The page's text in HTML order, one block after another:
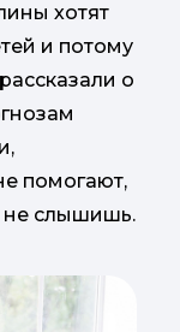
хотят
и потому
о
помогают,
не слышишь.